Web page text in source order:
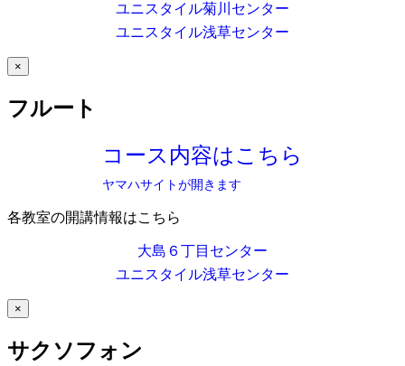
ユニスタイル菊川センター
ユニスタイル浅草センター
×
フルート
コース内容はこちら
ヤマハサイトが開きます
各教室の開講情報はこちら
大島６丁目センター
ユニスタイル浅草センター
×
サクソフォン